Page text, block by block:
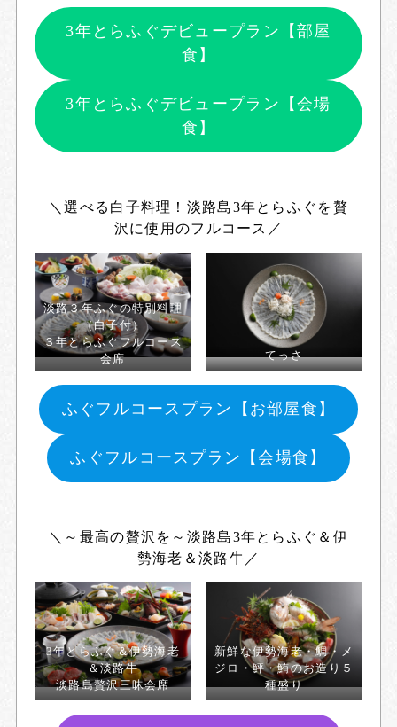
3年とらふぐデビュープラン【部屋
食】
3年とらふぐデビュープラン【会場
食】
＼選べる白子料理！淡路島3年とらふぐを贅
沢に使用のフルコース／
淡路３年ふぐの特別料理
（白子付）
３年とらふぐフルコース
会席
てっさ
ふぐフルコースプラン【お部屋食】
ふぐフルコースプラン【会場食】
＼～最高の贅沢を～淡路島3年とらふぐ＆伊
勢海老＆淡路牛／
3年とらふぐ＆伊勢海老
＆淡路牛
淡路島贅沢三昧会席
新鮮な伊勢海老・鯛・メ
ジロ・鮃・鮪のお造り５
種盛り